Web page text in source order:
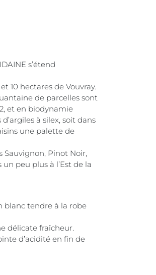
s’étend
10 hectares de Vouvray.
de parcelles sont
et en biodynamie
à silex, soit dans
une palette de
Sauvignon, Pinot Noir,
peu plus à l’Est de la
blanc tendre à la robe
délicate fraîcheur.
d’acidité en fin de